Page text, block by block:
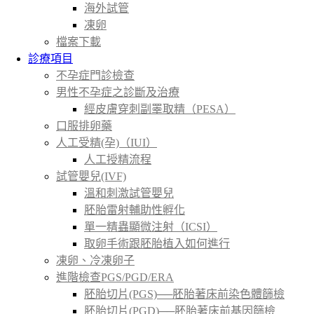
海外試管
凍卵
檔案下載
診療項目
不孕症門診檢查
男性不孕症之診斷及治療
經皮膚穿刺副睪取精（PESA）
口服排卵藥
人工受精(孕)（IUI）
人工授精流程
試管嬰兒(IVF)
溫和刺激試管嬰兒
胚胎雷射輔助性孵化
單一精蟲顯微注射（ICSI）
取卵手術跟胚胎植入如何進行
凍卵、冷凍卵子
進階檢查PGS/PGD/ERA
胚胎切片(PGS)──胚胎著床前染色體篩檢
胚胎切片(PGD)──胚胎著床前基因篩檢